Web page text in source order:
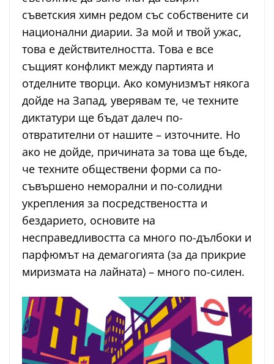
съветския химн редом със собствените си
национални диарии. За мой и твой ужас,
това е действителността. Това е все
същият конфликт между партията и
отделните творци. Ако комунизмът някога
дойде на Запад, уверявам те, че техните
диктатури ще бъдат далеч по-
отвратителни от нашите – източните. Но
ако не дойде, причината за това ще бъде,
че техните обществени форми са по-
съвършено неморални и по-солидни
укрепления за посредствеността и
бездарието, основите на
несправедливостта са много по-дълбоки и
парфюмът на демагогията (за да прикрие
миризмата на лайната) – много по-силен.